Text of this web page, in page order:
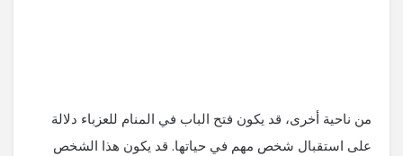
من ناحية أخرى، قد يكون فتح الباب في المنام للعزباء دلالة
على استقبال شخص مهم في حياتها. قد يكون هذا الشخص